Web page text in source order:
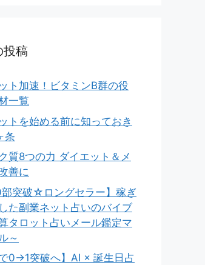
投稿
ト加速！ビタミンB群の役
一覧
トを始める前に知っておき
条
質8つの力 ダイエット＆メ
善に
部突破☆ロングセラー】稼ぎ
た副業ネット占いのバイブ
タロット占いメール鑑定マ
～
で0→1突破へ】AI × 誕生日占